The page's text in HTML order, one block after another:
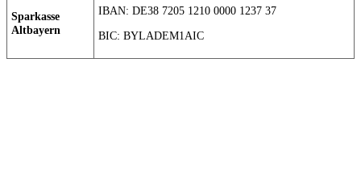
Sparkasse
Altbayern
IBAN: DE38 7205 1210 0000 1237 37
BIC: BYLADEM1AIC